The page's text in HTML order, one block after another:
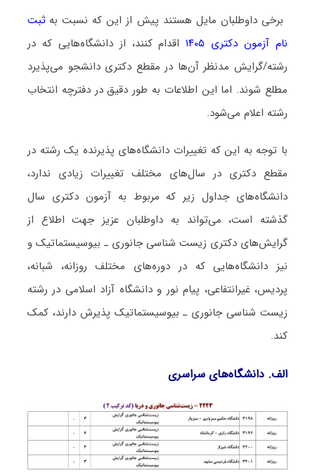
برخی داوطلبان مایل هستند پیش از این که نسبت به ثبت
نام آزمون دکتری ۱۴۰۵
اقدام کنند، از دانشگاه‌هایی که در
رشته/گرایش مدنظر آن‌ها در مقطع دکتری دانشجو می‌پذیرد
مطلع شوند. اما این اطلاعات به طور دقیق در دفترچه انتخاب
رشته اعلام می‌شود.
با توجه به این که تغییرات دانشگاه‌های پذیرنده یک رشته در
مقطع دکتری در سال‌های مختلف تغییرات زیادی ندارد،
دانشگاه‌های جداول زیر که مربوط به آزمون دکتری سال
گذشته است، می‌تواند به داوطلبان عزیز جهت اطلاع از
گرایش‌های دکتری زیست شناسی ﺟﺎﻧﻮری ـ بیوسیستماتیک و
نیز دانشگاه‌هایی که در دوره‌های مختلف روزانه، شبانه،
پردیس، غیرانتفاعی، پیام نور و دانشگاه آزاد اﺳﻼمی در رشته
زیست شناسی ﺟﺎﻧﻮری ـ بیوسیستماتیک پذیرش دارند، کمک
کند.
الف. دانشگاه‌های سراسری